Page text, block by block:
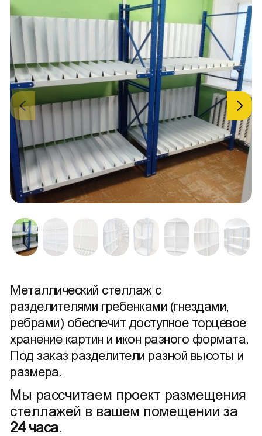
Металлический стеллаж с
разделителями гребенками (гнездами,
ребрами) обеспечит доступное торцевое
хранение картин и икон разного формата.
Под заказ разделители разной высоты и
размера.
Мы рассчитаем проект размещения
стеллажей в вашем помещении за
24 часа.